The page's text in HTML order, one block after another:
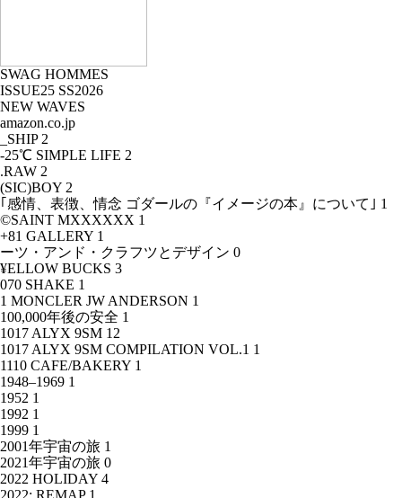
SWAG HOMMES
ISSUE25 SS2026
NEW WAVES
amazon.co.jp
_SHIP 2
-25℃ SIMPLE LIFE 2
.RAW 2
(SIC)BOY 2
｢感情、表徴、情念 ゴダールの『イメージの本』について｣ 1
©SAINT MXXXXXX 1
+81 GALLERY 1
ーツ・アンド・クラフツとデザイン 0
¥ELLOW BUCKS 3
070 SHAKE 1
1 MONCLER JW ANDERSON 1
100,000年後の安全 1
1017 ALYX 9SM 12
1017 ALYX 9SM COMPILATION VOL.1 1
1110 CAFE/BAKERY 1
1948–1969 1
1952 1
1992 1
1999 1
2001年宇宙の旅 1
2021年宇宙の旅 0
2022 HOLIDAY 4